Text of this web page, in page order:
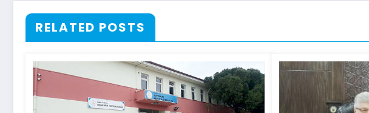
RELATED POSTS